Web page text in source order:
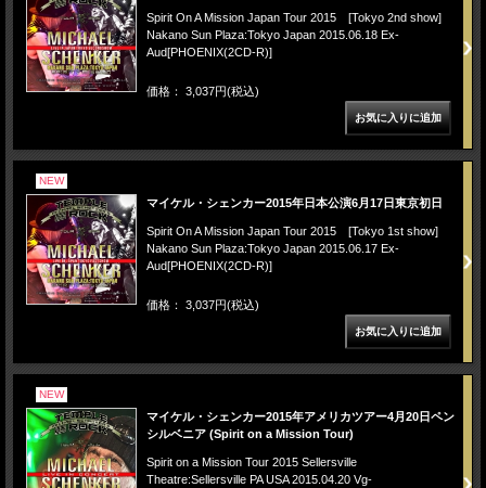
Spirit On A Mission Japan Tour 2015 [Tokyo 2nd show]
Nakano Sun Plaza:Tokyo Japan 2015.06.18 Ex-
Aud[PHOENIX(2CD-R)]
価格： 3,037円(税込)
NEW
マイケル・シェンカー2015年日本公演6月17日東京初日
Spirit On A Mission Japan Tour 2015 [Tokyo 1st show]
Nakano Sun Plaza:Tokyo Japan 2015.06.17 Ex-
Aud[PHOENIX(2CD-R)]
価格： 3,037円(税込)
NEW
マイケル・シェンカー2015年アメリカツアー4月20日ペン
シルベニア (Spirit on a Mission Tour)
Spirit on a Mission Tour 2015 Sellersville
Theatre:Sellersville PA USA 2015.04.20 Vg-